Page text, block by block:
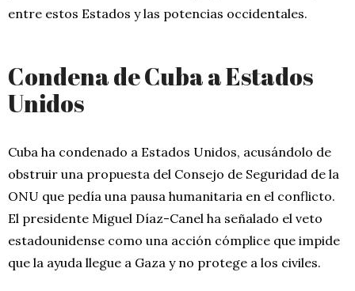
entre estos Estados y las potencias occidentales.
Condena de Cuba a Estados
Unidos
Cuba ha condenado a Estados Unidos, acusándolo de
obstruir una propuesta del Consejo de Seguridad de la
ONU que pedía una pausa humanitaria en el conflicto.
El presidente Miguel Díaz-Canel ha señalado el veto
estadounidense como una acción cómplice que impide
que la ayuda llegue a Gaza y no protege a los civiles.